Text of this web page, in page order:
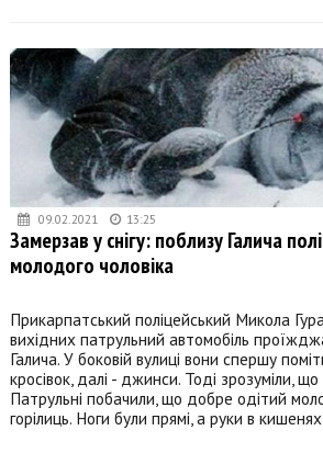
09.02.2021 13:25
Замерзав у снігу: поблизу Галича
молодого чоловіка
Прикарпатський поліцейський Микола
вихідних патрульний автомобіль
Галича. У боковій вулиці вони спершу
кросівок, далі - джинси. Тоді зрозуміли,
Патрульні побачили, що добре одітий
горілиць. Ноги були прямі, а руки в